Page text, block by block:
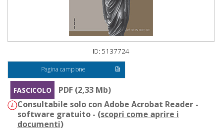
ID: 5137724
Pagina campione
FASCICOLO
PDF (2,33 Mb)
Consultabile solo con Adobe Acrobat Reader -
software gratuito - (scopri come aprire i
documenti)